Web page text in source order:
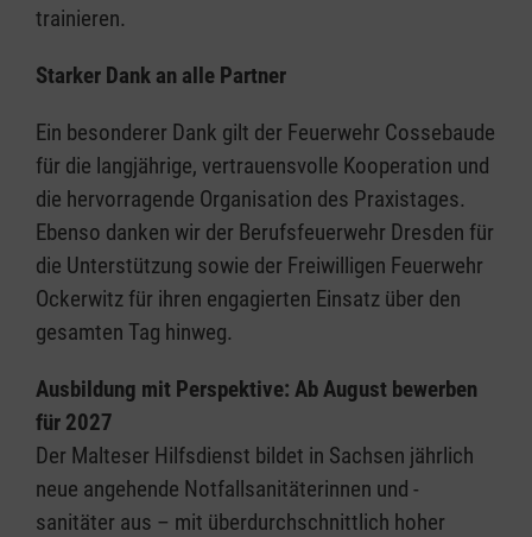
trainieren.
Starker Dank an alle Partner
Ein besonderer Dank gilt der Feuerwehr Cossebaude
für die langjährige, vertrauensvolle Kooperation und
die hervorragende Organisation des Praxistages.
Ebenso danken wir der Berufsfeuerwehr Dresden für
die Unterstützung sowie der Freiwilligen Feuerwehr
Ockerwitz für ihren engagierten Einsatz über den
gesamten Tag hinweg.
Ausbildung mit Perspektive: Ab August bewerben
für 2027
Der Malteser Hilfsdienst bildet in Sachsen jährlich
neue angehende Notfallsanitäterinnen und -
sanitäter aus – mit überdurchschnittlich hoher